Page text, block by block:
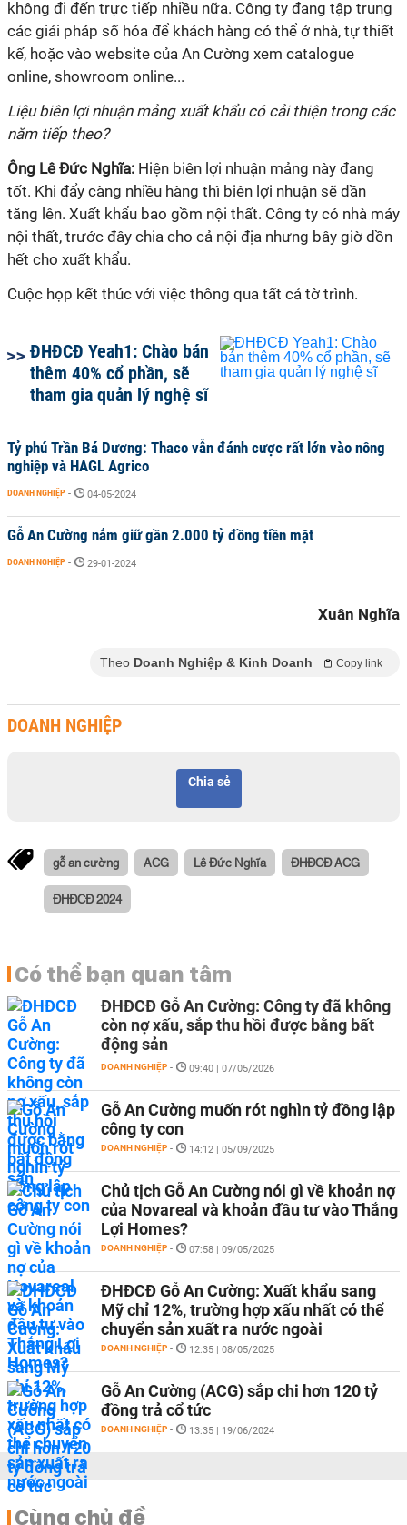
không đi đến trực tiếp nhiều nữa. Công ty đang tập trung
các giải pháp số hóa để khách hàng có thể ở nhà, tự thiết
kế, hoặc vào website của An Cường xem catalogue
online, showroom online...
Liệu biên lợi nhuận mảng xuất khẩu có cải thiện trong các
năm tiếp theo?
Ông Lê Đức Nghĩa: Hiện biên lợi nhuận mảng này đang
tốt. Khi đẩy càng nhiều hàng thì biên lợi nhuận sẽ dần
tăng lên. Xuất khẩu bao gồm nội thất. Công ty có nhà máy
nội thất, trước đây chia cho cả nội địa nhưng bây giờ dồn
hết cho xuất khẩu.
Cuộc họp kết thúc với việc thông qua tất cả tờ trình.
ĐHĐCĐ Yeah1: Chào bán
thêm 40% cổ phần, sẽ
tham gia quản lý nghệ sĩ
Tỷ phú Trần Bá Dương: Thaco vẫn đánh cược rất lớn vào nông
nghiệp và HAGL Agrico
DOANH NGHIỆP - 04-05-2024
Gỗ An Cường nắm giữ gần 2.000 tỷ đồng tiền mặt
DOANH NGHIỆP - 29-01-2024
Xuân Nghĩa
Theo Doanh Nghiệp & Kinh Doanh Copy link
DOANH NGHIỆP
Chia sẻ
gỗ an cường ACG Lê Đức Nghĩa ĐHĐCĐ ACG
ĐHĐCĐ 2024
Có thể bạn quan tâm
ĐHĐCĐ Gỗ An Cường: Công ty đã không
còn nợ xấu, sắp thu hồi được bằng bất
động sản
DOANH NGHIỆP - 09:40 | 07/05/2026
Gỗ An Cường muốn rót nghìn tỷ đồng lập
công ty con
DOANH NGHIỆP - 14:12 | 05/09/2025
Chủ tịch Gỗ An Cường nói gì về khoản nợ
của Novareal và khoản đầu tư vào Thắng
Lợi Homes?
DOANH NGHIỆP - 07:58 | 09/05/2025
ĐHĐCĐ Gỗ An Cường: Xuất khẩu sang
Mỹ chỉ 12%, trường hợp xấu nhất có thể
chuyển sản xuất ra nước ngoài
DOANH NGHIỆP - 12:35 | 08/05/2025
Gỗ An Cường (ACG) sắp chi hơn 120 tỷ
đồng trả cổ tức
DOANH NGHIỆP - 13:35 | 19/06/2024
Cùng chủ đề